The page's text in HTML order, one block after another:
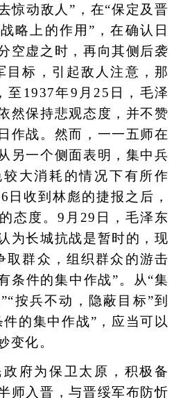
惊动敌人”，在“保定及晋
略上的作用”，在确认日
空虚之时，再向其侧后袭
目标，引起敌人注意，那
至1937年9月25日，毛泽
然保持悲观态度，并不赞
作战。然而，一一五师在
另一个侧面表明，集中兵
大消耗的情况下有所作
日收到林彪的捷报之后，
态度。9月29日，毛泽东
为长城抗战是暂时的，现
取群众，组织群众的游击
条件的集中作战”。从“集
按兵不动，隐蔽目标”到
的集中作战”，应当可以
变化。
为保卫太原，积极备
师入晋，与晋绥军布防忻